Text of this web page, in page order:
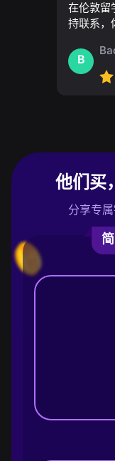
在伦敦留
持联系，
B
他们买
分享专